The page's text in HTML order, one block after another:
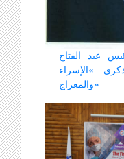
عبد الفتاح
«الإسراء
والمعراج»